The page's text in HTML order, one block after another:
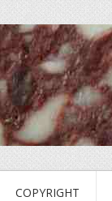
COPYRIGHT